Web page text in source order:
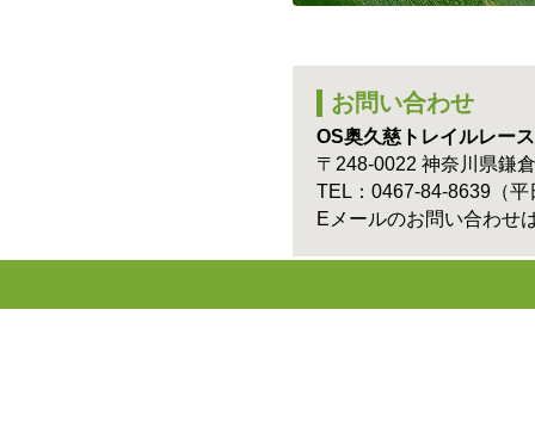
お問い合わせ
OS奥久慈トレイルレー
〒248-0022 神奈川県鎌
TEL：0467-84-8639（平
Eメールのお問い合わせ